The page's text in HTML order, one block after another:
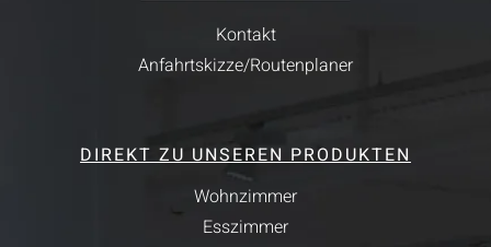
Kontakt
Anfahrtskizze/Routenplaner
DIREKT ZU UNSEREN PRODUKTEN
Wohnzimmer
Esszimmer